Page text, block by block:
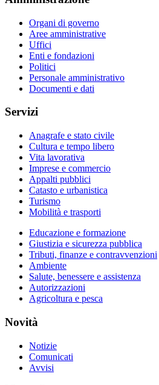
Organi di governo
Aree amministrative
Uffici
Enti e fondazioni
Politici
Personale amministrativo
Documenti e dati
Servizi
Anagrafe e stato civile
Cultura e tempo libero
Vita lavorativa
Imprese e commercio
Appalti pubblici
Catasto e urbanistica
Turismo
Mobilità e trasporti
Educazione e formazione
Giustizia e sicurezza pubblica
Tributi, finanze e contravvenzioni
Ambiente
Salute, benessere e assistenza
Autorizzazioni
Agricoltura e pesca
Novità
Notizie
Comunicati
Avvisi